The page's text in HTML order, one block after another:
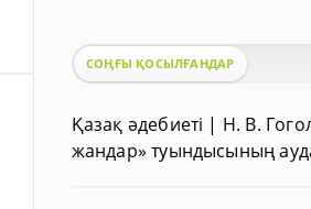
СОҢҒЫ ҚОСЫЛҒАНДАР
Қазақ әдебиеті | Н. В.
жандар» туындысының